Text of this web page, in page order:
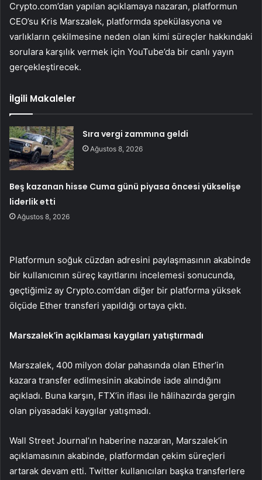
Crypto.com’dan yapılan açıklamaya nazaran, platformun
CEO’su Kris Marszalek, platformda spekülasyona ve
varlıkların çekilmesine neden olan kimi süreçler hakkındaki
sorulara karşılık vermek için YouTube’da bir canlı yayın
gerçekleştirecek.
İlgili Makaleler
Sıra vergi zammına geldi
Ağustos 8, 2026
Beş kazanan hisse Cuma günü piyasa öncesi yükselişe
liderlik etti
Ağustos 8, 2026
Platformun soğuk cüzdan adresini paylaşmasının akabinde
bir kullanıcının süreç kayıtlarını incelemesi sonucunda,
geçtiğimiz ay Crypto.com’dan diğer bir platforma yüksek
ölçüde Ether transferi yapıldığı ortaya çıktı.
Marszalek’in açıklaması kaygıları yatıştırmadı
Marszalek, 400 milyon dolar pahasında olan Ether’in
kazara transfer edilmesinin akabinde iade alındığını
açıkladı. Buna karşın, FTX’in iflası ile hâlihazırda gergin
olan piyasadaki kaygılar yatışmadı.
Wall Street Journal’ın haberine nazaran, Marszalek’in
açıklamasının akabinde, platformdan çekim süreçleri
artarak devam etti. Twitter kullanıcıları başka transferlere